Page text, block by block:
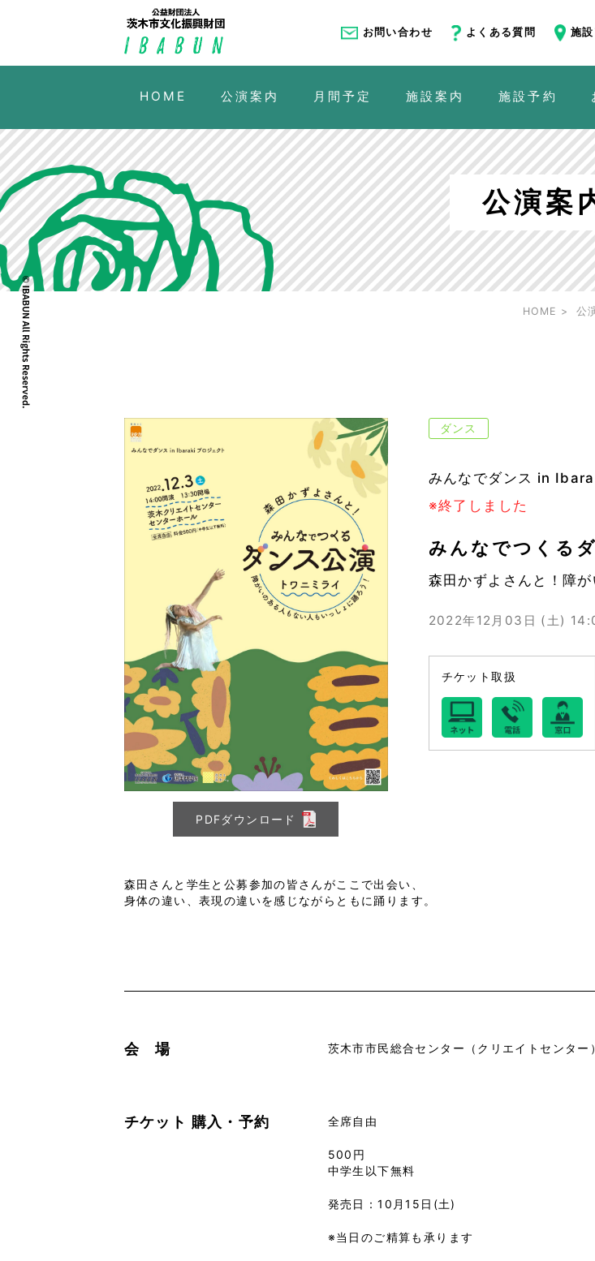
お問い合わせ よくある質問 施
HOME 公演案内 月間予定 施設案内 施設予約
公演案
HOME 公
PDFダウンロード
ダンス
みんなでダンス in
※終了しました
みんなでつくる
森田かずよさんと！障
2022年12月03日 (土)
チケット取扱
森田さんと学生と公募参加の皆さんがここで出会い、
身体の違い、表現の違いを感じながらともに踊ります。
会 場 茨木市市民総合センター（クリエイトセンター
チケット 購入・予約 全席自由
500円
中学生以下無料
発売日：10月15日(土)
※当日のご精算も承ります